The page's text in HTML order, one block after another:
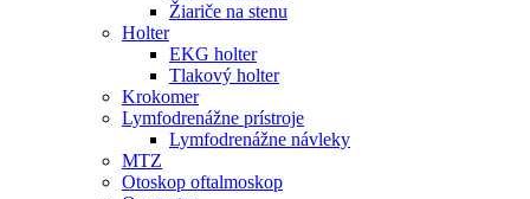
Žiariče na stenu
Holter
EKG holter
Tlakový holter
Krokomer
Lymfodrenážne prístroje
Lymfodrenážne návleky
MTZ
Otoskop oftalmoskop